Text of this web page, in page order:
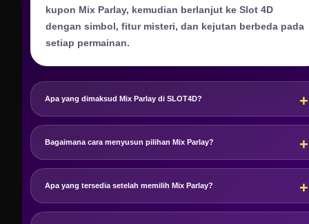
kupon Mix Parlay, kemudian berlanjut ke Slot 4D
dengan simbol, fitur misteri, dan kejutan berbeda pada
setiap permainan.
Apa yang dimaksud Mix Parlay di SLOT4D?
Bagaimana cara menyusun pilihan Mix Parlay?
Apa yang tersedia setelah memilih Mix Parlay?